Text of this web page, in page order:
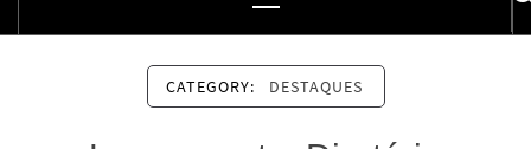
CATEGORY: DESTAQUES